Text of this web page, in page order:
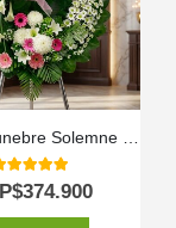
out of 5
374.900